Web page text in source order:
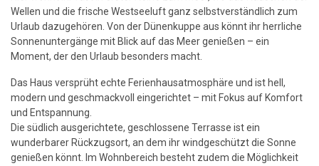
Wellen und die frische Westseeluft ganz selbstverständlich zum
Urlaub dazugehören. Von der Dünenkuppe aus könnt ihr herrliche
Sonnenuntergänge mit Blick auf das Meer genießen – ein
Moment, der den Urlaub besonders macht.
Das Haus versprüht echte Ferienhausatmosphäre und ist hell,
modern und geschmackvoll eingerichtet – mit Fokus auf Komfort
und Entspannung.
Die südlich ausgerichtete, geschlossene Terrasse ist ein
wunderbarer Rückzugsort, an dem ihr windgeschützt die Sonne
genießen könnt. Im Wohnbereich besteht zudem die Möglichkeit